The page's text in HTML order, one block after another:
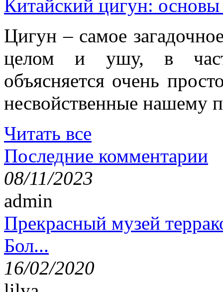
Китайский цигун:
Цигун – самое
целом и ушу, в
объясняется очень
несвойственные нашему
Читать все
Последние комментарии
08/11/2023
admin
Прекрасный музей
Бол...
16/02/2020